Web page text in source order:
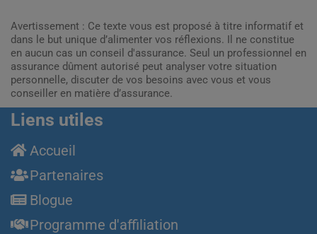
Avertissement : Ce texte vous est proposé à titre informatif et
dans le but unique d’alimenter vos réflexions. Il ne constitue
en aucun cas un conseil d'assurance. Seul un professionnel en
assurance dûment autorisé peut analyser votre situation
personnelle, discuter de vos besoins avec vous et vous
conseiller en matière d’assurance.
Liens utiles
Accueil
Partenaires
Blogue
Programme d'affiliation